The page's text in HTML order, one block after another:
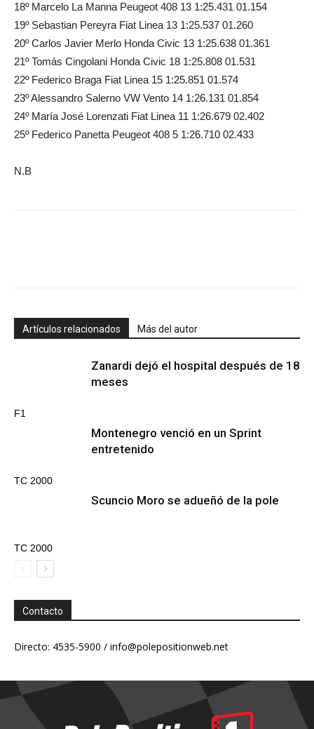
18º Marcelo La Manna Peugeot 408 13 1:25.431 01.154
19º Sebastian Pereyra Fiat Linea 13 1:25.537 01.260
20º Carlos Javier Merlo Honda Civic 13 1:25.638 01.361
21º Tomás Cingolani Honda Civic 18 1:25.808 01.531
22º Federico Braga Fiat Linea 15 1:25.851 01.574
23º Alessandro Salerno VW Vento 14 1:26.131 01.854
24º María José Lorenzati Fiat Linea 11 1:26.679 02.402
25º Federico Panetta Peugeot 408 5 1:26.710 02.433
N.B
Artículos relacionados Más del autor
F1
Zanardi dejó el hospital después de 18
meses
TC 2000
Montenegro venció en un Sprint
entretenido
TC 2000
Scuncio Moro se adueñó de la pole
Contacto
Directo: 4535-5900 / info@polepositionweb.net